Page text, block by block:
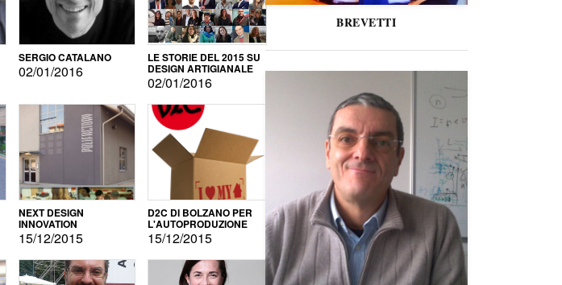
SERGIO CATALANO
02/01/2016
LE STORIE DEL 2015 SU
DESIGN ARTIGIANALE
02/01/2016
NEXT DESIGN
INNOVATION
15/12/2015
D2C DI BOLZANO PER
L'AUTOPRODUZIONE
15/12/2015
BREVETTI